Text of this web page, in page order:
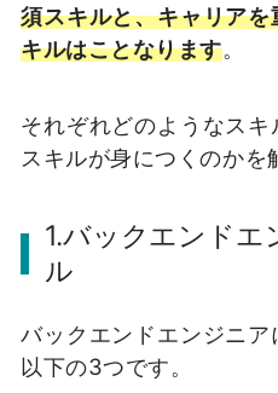
須スキルと、キャリア
キルはことなります。
それぞれどのようなス
スキルが身につくのかを
1.バックエンドエ
ル
バックエンドエンジニア
以下の3つです。